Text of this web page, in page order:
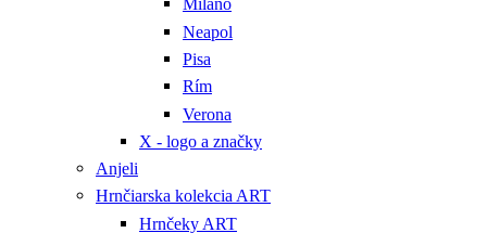
Miláno
Neapol
Pisa
Rím
Verona
X - logo a značky
Anjeli
Hrnčiarska kolekcia ART
Hrnčeky ART